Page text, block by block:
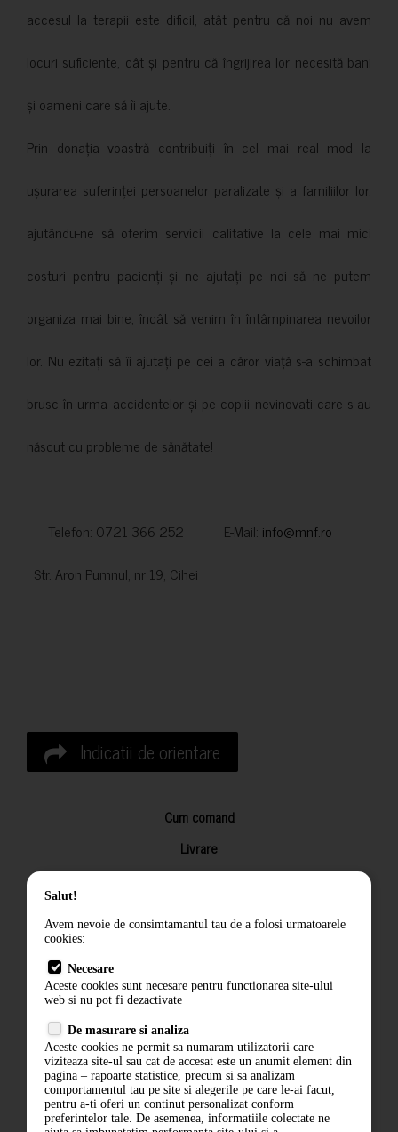
accesul la terapii este dificil, atât pentru că noi nu avem
locuri suficiente, cât și pentru că îngrijirea lor necesită bani
și oameni care să îi ajute.
Prin donația voastră contribuiți în cel mai real mod la
ușurarea suferinței persoanelor paralizate și a familiilor lor,
ajutându-ne să oferim servicii calitative la cele mai mici
costuri pentru pacienți și ne ajutați pe noi să ne putem
organiza mai bine, încât să venim în întâmpinarea nevoilor
lor. Nu ezitați să îi ajutați pe cei a căror viață s-a schimbat
brusc în urma accidentelor și pe copiii nevinovati care s-au
născut cu probleme de sănătate!
Telefon: 0721 366 252 E-Mail: info@mnf.ro
Str. Aron Pumnul, nr 19, Cihei
Indicatii de orientare
Cum comand
Livrare
Returnarea produselor
Termeni si conditii
Politica de confidentialitate
ANPC
Salut!
Avem nevoie de consimtamantul tau de a folosi urmatoarele
cookies:
Necesare
Aceste cookies sunt necesare pentru functionarea site-ului
web si nu pot fi dezactivate
De masurare si analiza
Aceste cookies ne permit sa numaram utilizatorii care
viziteaza site-ul sau cat de accesat este un anumit element din
pagina – rapoarte statistice, precum si sa analizam
comportamentul tau pe site si alegerile pe care le-ai facut,
pentru a-ti oferi un continut personalizat conform
preferintelor tale. De asemenea, informatiile colectate ne